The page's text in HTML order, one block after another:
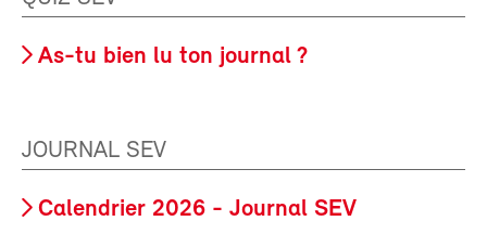
As-tu bien lu ton journal ?
JOURNAL SEV
Calendrier 2026 - Journal SEV